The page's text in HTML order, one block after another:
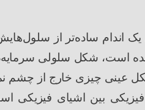
اندام سادهتر از سلول
است، شکل سلولی سرمایه
عینی چیزی خارج از چشم
بین اشیای فیزیکی